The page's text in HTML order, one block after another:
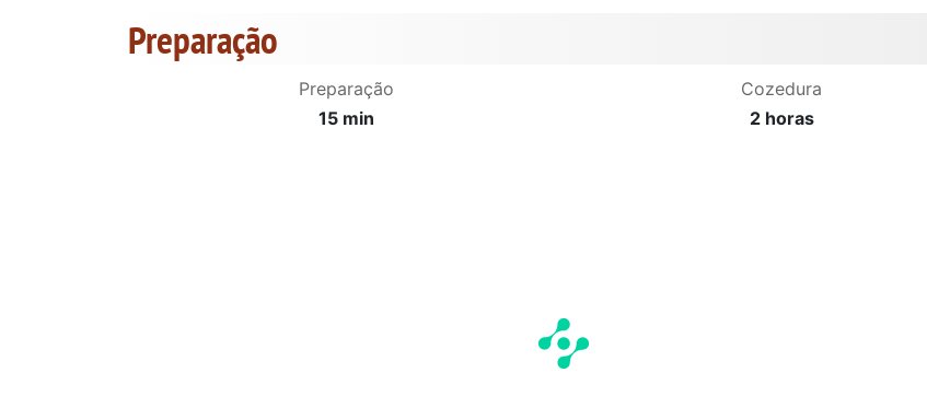
Preparação
Preparação
15 min
Cozedura
2 horas